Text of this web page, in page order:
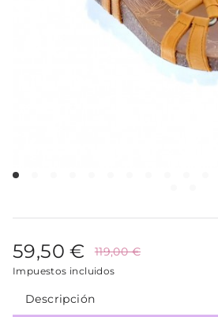
59,50 € 119,00 €
Impuestos incluidos
Descripción